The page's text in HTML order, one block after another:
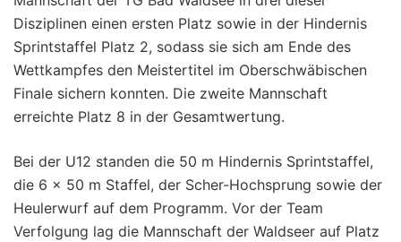
Disziplinen einen ersten Platz sowie in der Hindernis
Sprintstaffel Platz 2, sodass sie sich am Ende des
Wettkampfes den Meistertitel im Oberschwäbischen
Finale sichern konnten. Die zweite Mannschaft
erreichte Platz 8 in der Gesamtwertung.
Bei der U12 standen die 50 m Hindernis Sprintstaffel,
die 6 x 50 m Staffel, der Scher-Hochsprung sowie der
Heulerwurf auf dem Programm. Vor der Team
Verfolgung lag die Mannschaft der Waldseer auf Platz